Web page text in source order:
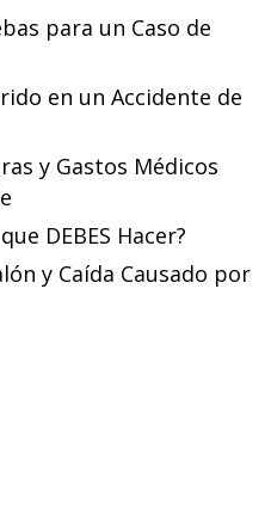
para un Caso de
en un Accidente de
y Gastos Médicos
DEBES Hacer?
y Caída Causado por